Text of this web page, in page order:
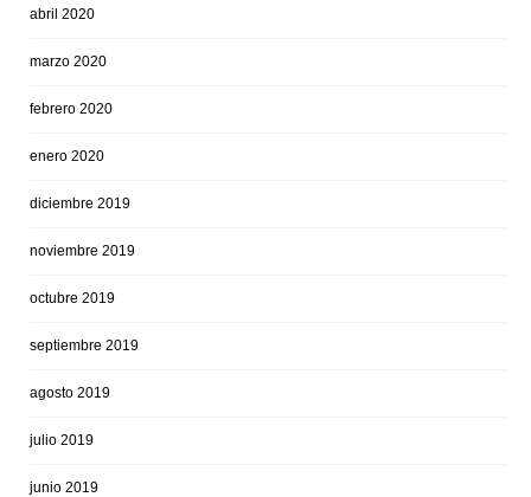
abril 2020
marzo 2020
febrero 2020
enero 2020
diciembre 2019
noviembre 2019
octubre 2019
septiembre 2019
agosto 2019
julio 2019
junio 2019